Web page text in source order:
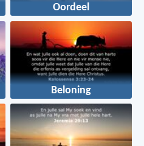
Oordeel
Beloning